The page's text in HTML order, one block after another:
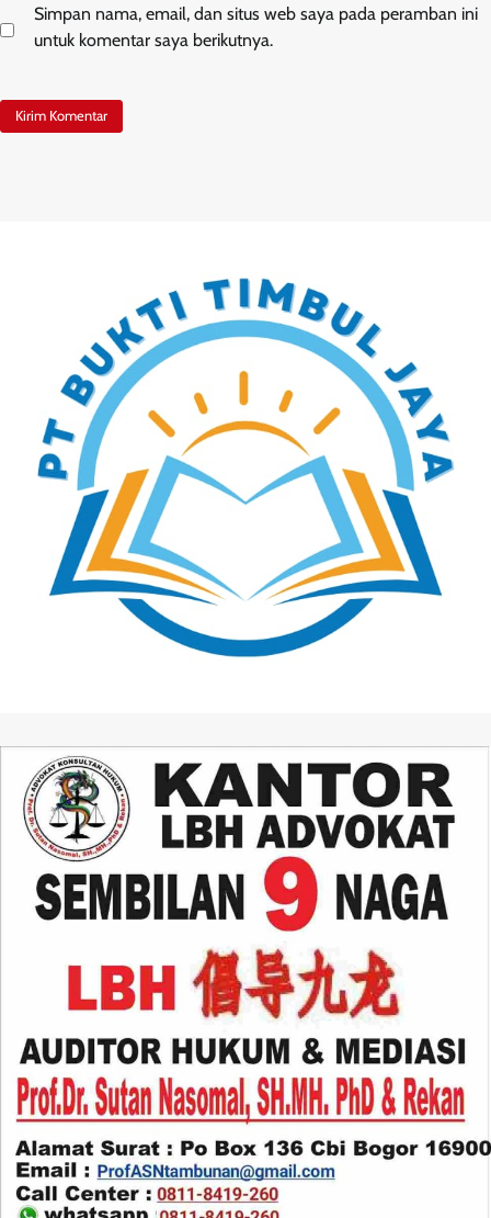
Simpan nama, email, dan situs web saya pada peramban ini
untuk komentar saya berikutnya.